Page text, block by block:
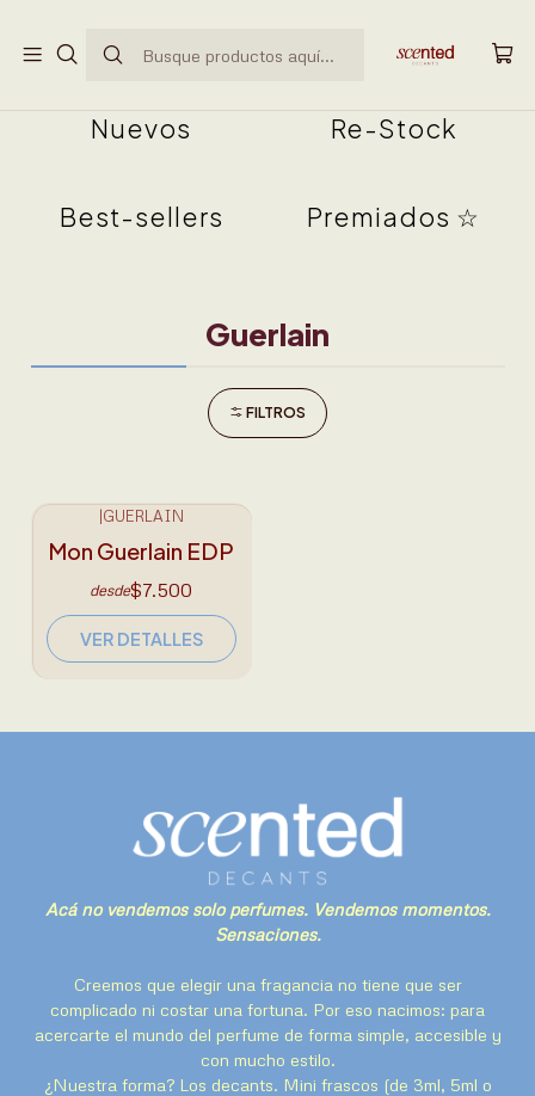
Nuevos Re-Stock
Best-sellers Premiados ☆
Guerlain
FILTROS
|GUERLAIN
Mon Guerlain EDP
desde$7.500
VER DETALLES
Acá no vendemos solo perfumes. Vendemos momentos.
Sensaciones.
Creemos que elegir una fragancia no tiene que ser
complicado ni costar una fortuna. Por eso nacimos: para
acercarte el mundo del perfume de forma simple, accesible y
con mucho estilo.
¿Nuestra forma? Los decants. Mini frascos (de 3ml, 5ml o